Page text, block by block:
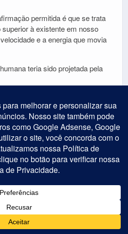
permitida é que se trata
à existente em nosso
e a energia que movia
teria sido projetada pela
e espiritualistas, toda a vida que
de Deus, que se utiliza de
cósmicas de conhecimento
pelo ser humano no
os chamados Jardineiros
que são responsáveis pela
ou seja, o plantio e cultura dos
simples e ignorantes, mas
simples se desenvolvem até
de Deus, no nível de arcanjos
o planejamento cósmico, esse
por diferentes caminhos, mas